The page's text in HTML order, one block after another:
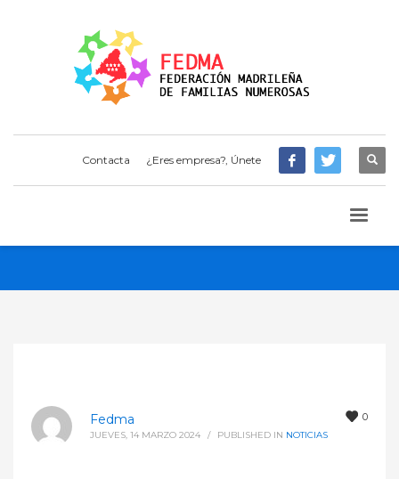
Contacta ¿Eres empresa?, Únete
0
Fedma
JUEVES, 14 MARZO 2024 / PUBLISHED IN NOTICIAS